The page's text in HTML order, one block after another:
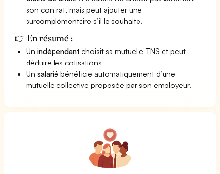
son contrat, mais peut ajouter une
surcomplémentaire s’il le souhaite.
👉 En résumé :
Unindépendant choisit sa mutuelle TNS et peut
déduire les cotisations.
Unsalarié bénéficie automatiquement d’une
mutuelle collective proposée par son employeur.